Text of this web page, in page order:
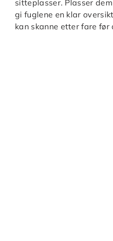
sitteplasser. Plasser
gi fuglene en klar
kan skanne etter fare før